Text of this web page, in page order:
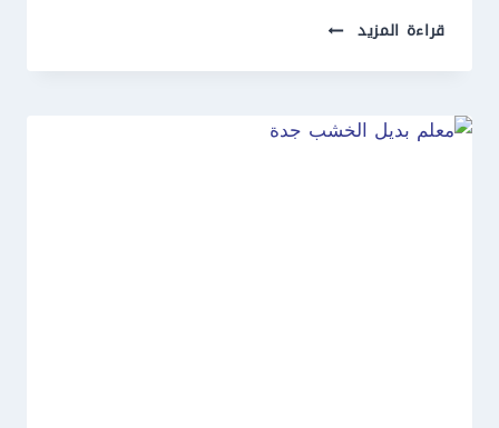
قراءة المزيد تركيب
الرخام
ت:
0550609477